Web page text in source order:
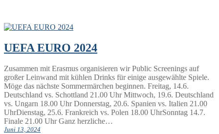
UEFA EURO 2024
Zusammen mit Erasmus organisieren wir Public Screenings auf
großer Leinwand mit kühlen Drinks für einige ausgewählte Spiele.
Möge das nächste Sommermärchen beginnen. Freitag, 14.6.
Deutschland vs. Schottland 21.00 Uhr Mittwoch, 19.6. Deutschland
vs. Ungarn 18.00 Uhr Donnerstag, 20.6. Spanien vs. Italien 21.00
UhrDienstag, 25.6. Frankreich vs. Polen 18.00 UhrSonntag 14.7.
Finale 21.00 Uhr Ganz herzliche…
Juni 13, 2024